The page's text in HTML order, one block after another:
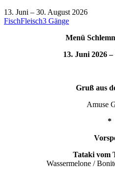
13. Juni – 30. August 2026
FischFleisch3 Gänge
Menü
13. Juni 2026
Gruß aus
Amuse
*
Tataki vom
Wassermelone /